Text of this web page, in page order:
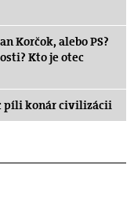
Korčok, alebo PS?
Kto je otec
píli konár civilizácii